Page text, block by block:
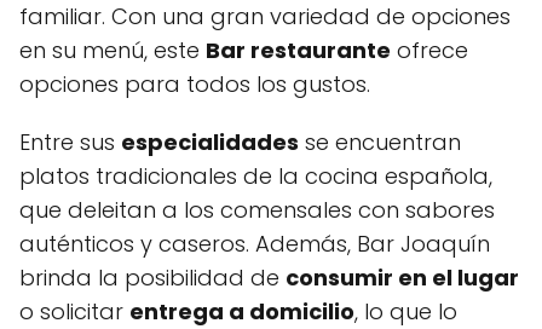
familiar. Con una gran variedad de opciones
en su menú, este Bar restaurante ofrece
opciones para todos los gustos.
Entre sus especialidades se encuentran
platos tradicionales de la cocina española,
que deleitan a los comensales con sabores
auténticos y caseros. Además, Bar Joaquín
brinda la posibilidad de consumir en el lugar
o solicitar entrega a domicilio, lo que lo